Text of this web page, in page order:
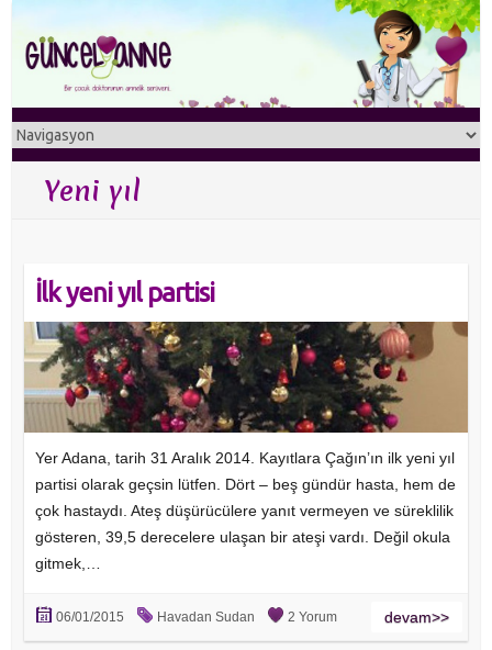
Yeni yıl
İlk yeni yıl partisi
Yer Adana, tarih 31 Aralık 2014. Kayıtlara Çağın’ın ilk yeni yıl
partisi olarak geçsin lütfen. Dört – beş gündür hasta, hem de
çok hastaydı. Ateş düşürücülere yanıt vermeyen ve süreklilik
gösteren, 39,5 derecelere ulaşan bir ateşi vardı. Değil okula
gitmek,…
06/01/2015 Havadan Sudan 2 Yorum devam>>